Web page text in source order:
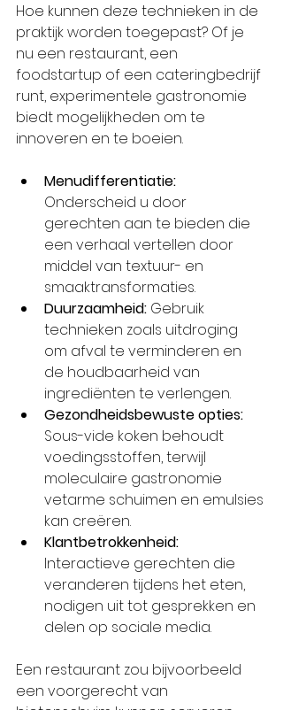
Hoe kunnen deze technieken in de
praktijk worden toegepast? Of je
nu een restaurant, een
foodstartup of een cateringbedrijf
runt, experimentele gastronomie
biedt mogelijkheden om te
innoveren en te boeien.
Menudifferentiatie:
Onderscheid u door
gerechten aan te bieden die
een verhaal vertellen door
middel van textuur- en
smaaktransformaties.
Duurzaamheid: Gebruik
technieken zoals uitdroging
om afval te verminderen en
de houdbaarheid van
ingrediënten te verlengen.
Gezondheidsbewuste opties:
Sous-vide koken behoudt
voedingsstoffen, terwijl
moleculaire gastronomie
vetarme schuimen en emulsies
kan creëren.
Klantbetrokkenheid:
Interactieve gerechten die
veranderen tijdens het eten,
nodigen uit tot gesprekken en
delen op sociale media.
Een restaurant zou bijvoorbeeld
een voorgerecht van